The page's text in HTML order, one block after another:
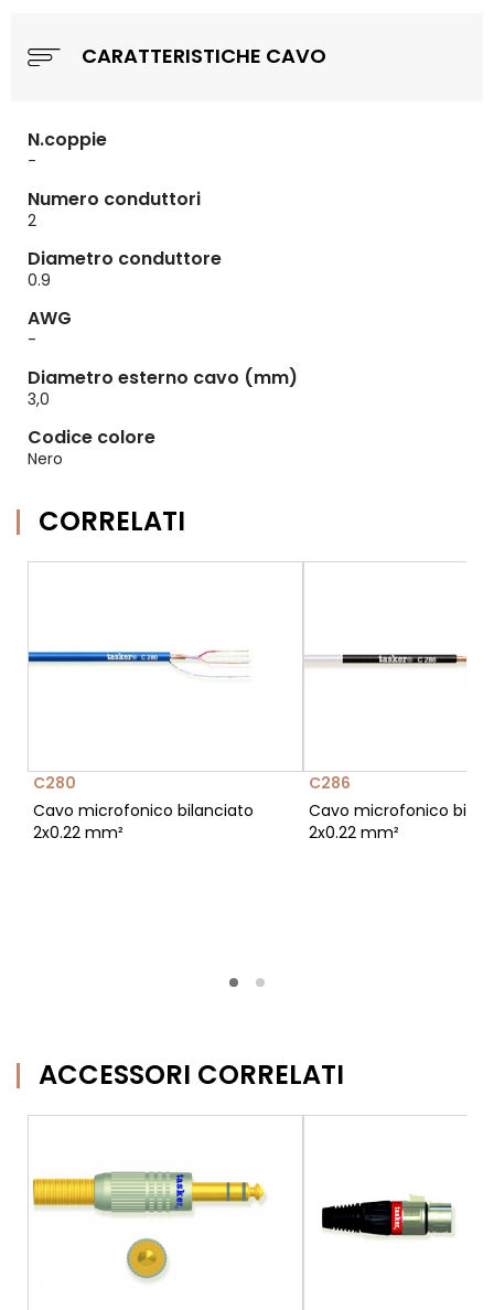
CARATTERISTICHE CAVO
N.coppie
-
Numero conduttori
2
Diametro conduttore
0.9
AWG
-
Diametro esterno cavo (mm)
3,0
Codice colore
Nero
CORRELATI
C280
Cavo microfonico bilanciato
2x0.22 mm²
C286
Cavo microfonico
2x0.22 mm²
ACCESSORI CORRELATI